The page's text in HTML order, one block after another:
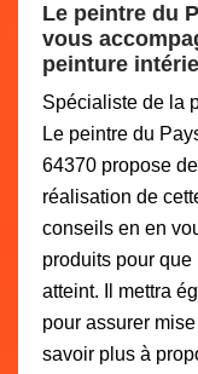
Le peintre du
vous
peinture
Spécialiste de la
Le peintre du
64370 propose
réalisation de
conseils en en
produits pour
atteint. Il mettra
pour assurer
savoir plus à